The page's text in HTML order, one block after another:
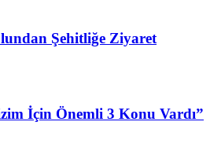
Şehitliğe Ziyaret
İçin Önemli 3 Konu Vardı”